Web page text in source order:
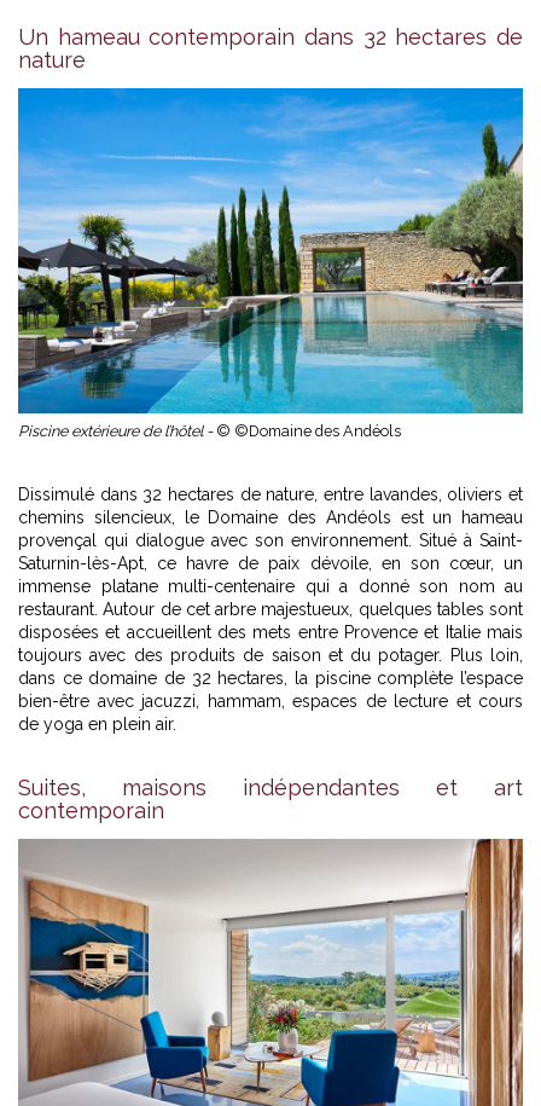
Un hameau contemporain dans 32 hectares de
nature
Piscine extérieure de l’hôtel - © ©Domaine des Andéols
Dissimulé dans 32 hectares de nature, entre lavandes, oliviers et
chemins silencieux, le Domaine des Andéols est un hameau
provençal qui dialogue avec son environnement. Situé à Saint-
Saturnin-lès-Apt, ce havre de paix dévoile, en son cœur, un
immense platane multi-centenaire qui a donné son nom au
restaurant. Autour de cet arbre majestueux, quelques tables sont
disposées et accueillent des mets entre Provence et Italie mais
toujours avec des produits de saison et du potager. Plus loin,
dans ce domaine de 32 hectares, la piscine complète l’espace
bien-être avec jacuzzi, hammam, espaces de lecture et cours
de yoga en plein air.
Suites, maisons indépendantes et art
contemporain